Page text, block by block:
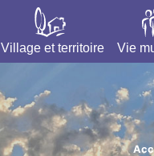
Village et territoire
Vie